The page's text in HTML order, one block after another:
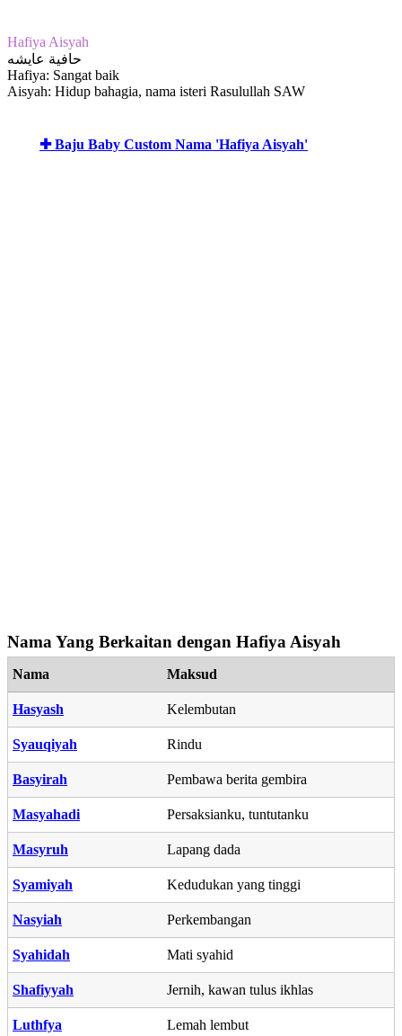
Hafiya Aisyah
حافية عايشه
Hafiya: Sangat baik
Aisyah: Hidup bahagia, nama isteri Rasulullah SAW
✚ Baju Baby Custom Nama 'Hafiya Aisyah'
Nama Yang Berkaitan dengan Hafiya Aisyah
Nama Maksud
Hasyash Kelembutan
Syauqiyah Rindu
Basyirah Pembawa berita gembira
Masyahadi Persaksianku, tuntutanku
Masyruh Lapang dada
Syamiyah Kedudukan yang tinggi
Nasyiah Perkembangan
Syahidah Mati syahid
Shafiyyah Jernih, kawan tulus ikhlas
Luthfya Lemah lembut